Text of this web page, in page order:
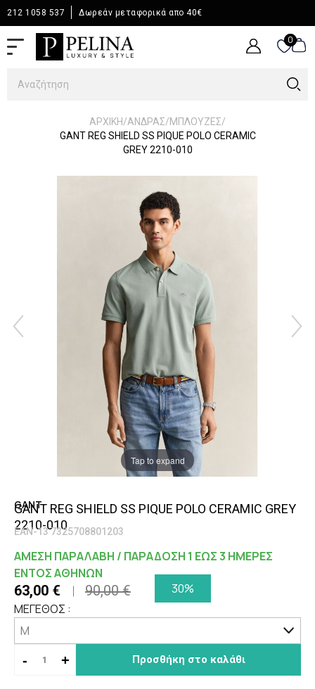
212 1058 537 Δωρεάν μεταφορικά απο 40€
0
0
ΑΡΧΙΚΉ/ΆΝΔΡΑΣ/ΜΠΛΟΥΖΕΣ/
GANT REG SHIELD SS PIQUE POLO CERAMIC
GREY 2210-010
Tap to expand
GANT
GANT REG SHIELD SS PIQUE POLO CERAMIC GREY
2210-010
EAN-13 7325708801203
ΑΜΕΣΗ ΠΑΡΑΛΑΒΗ / ΠΑΡΑΔΟΣΗ 1 ΕΩΣ 3 ΗΜΕΡΕΣ
ΕΝΤΟΣ ΑΘΗΝΩΝ
63,00 € 90,00 €
30%
ΜΕΓΕΘΟΣ :
- + Προσθήκη στο καλάθι